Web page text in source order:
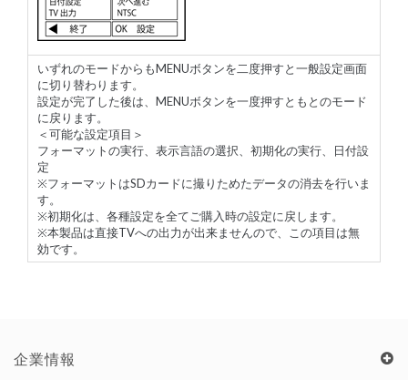
いずれのモードからもMENUボタンを二度押すと一般設定画面
に切り替わります。
設定が完了した後は、MENUボタンを一度押すともとのモード
に戻ります。
＜可能な設定項目＞
フォーマットの実行、表示言語の選択、初期化の実行、日付設
定
※フォーマットはSDカードに撮りためたデータの消去を行いま
す。
※初期化は、各種設定を全てご購入時の設定に戻します。
※本製品は直接TVへの出力が出来ませんので、この項目は無
効です。
企業情報